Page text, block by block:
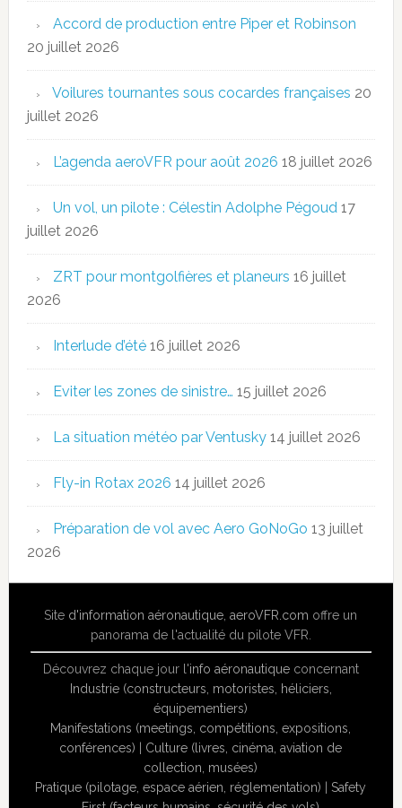
Accord de production entre Piper et Robinson
20 juillet 2026
Voilures tournantes sous cocardes françaises 20
juillet 2026
L’agenda aeroVFR pour août 2026 18 juillet 2026
Un vol, un pilote : Célestin Adolphe Pégoud 17
juillet 2026
ZRT pour montgolfières et planeurs 16 juillet
2026
Interlude d’été 16 juillet 2026
Eviter les zones de sinistre… 15 juillet 2026
La situation météo par Ventusky 14 juillet 2026
Fly-in Rotax 2026 14 juillet 2026
Préparation de vol avec Aero GoNoGo 13 juillet
2026
Site d'information aéronautique ,aeroVFR.com offre un
panorama de l'actualité du pilote VFR.
Découvrez chaque jour l'info aéronautiqueconcernant
Industrie (constructeurs, motoristes, héliciers,
équipementiers)
Manifestations (meetings, compétitions, expositions,
conférences)
Culture (livres, cinéma, aviation de
collection, musées)
Pratique (pilotage, espace aérien, réglementation) |Safety